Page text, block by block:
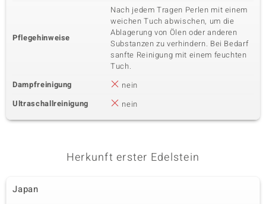
Pflegehinweise
Nach jedem Tragen Perlen mit einem
weichen Tuch abwischen, um die
Ablagerung von Ölen oder anderen
Substanzen zu verhindern. Bei Bedarf
sanfte Reinigung mit einem feuchten
Tuch.
Dampfreinigung
nein
Ultraschallreinigung
nein
Herkunft erster Edelstein
Japan